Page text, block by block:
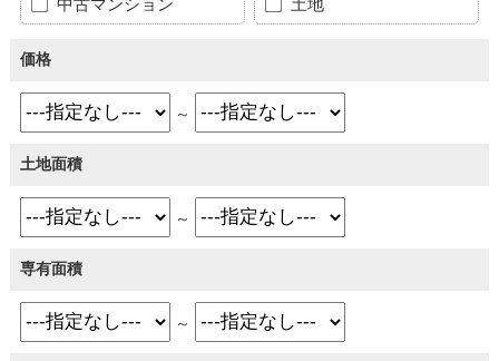
価格
～
土地面積
～
専有面積
～